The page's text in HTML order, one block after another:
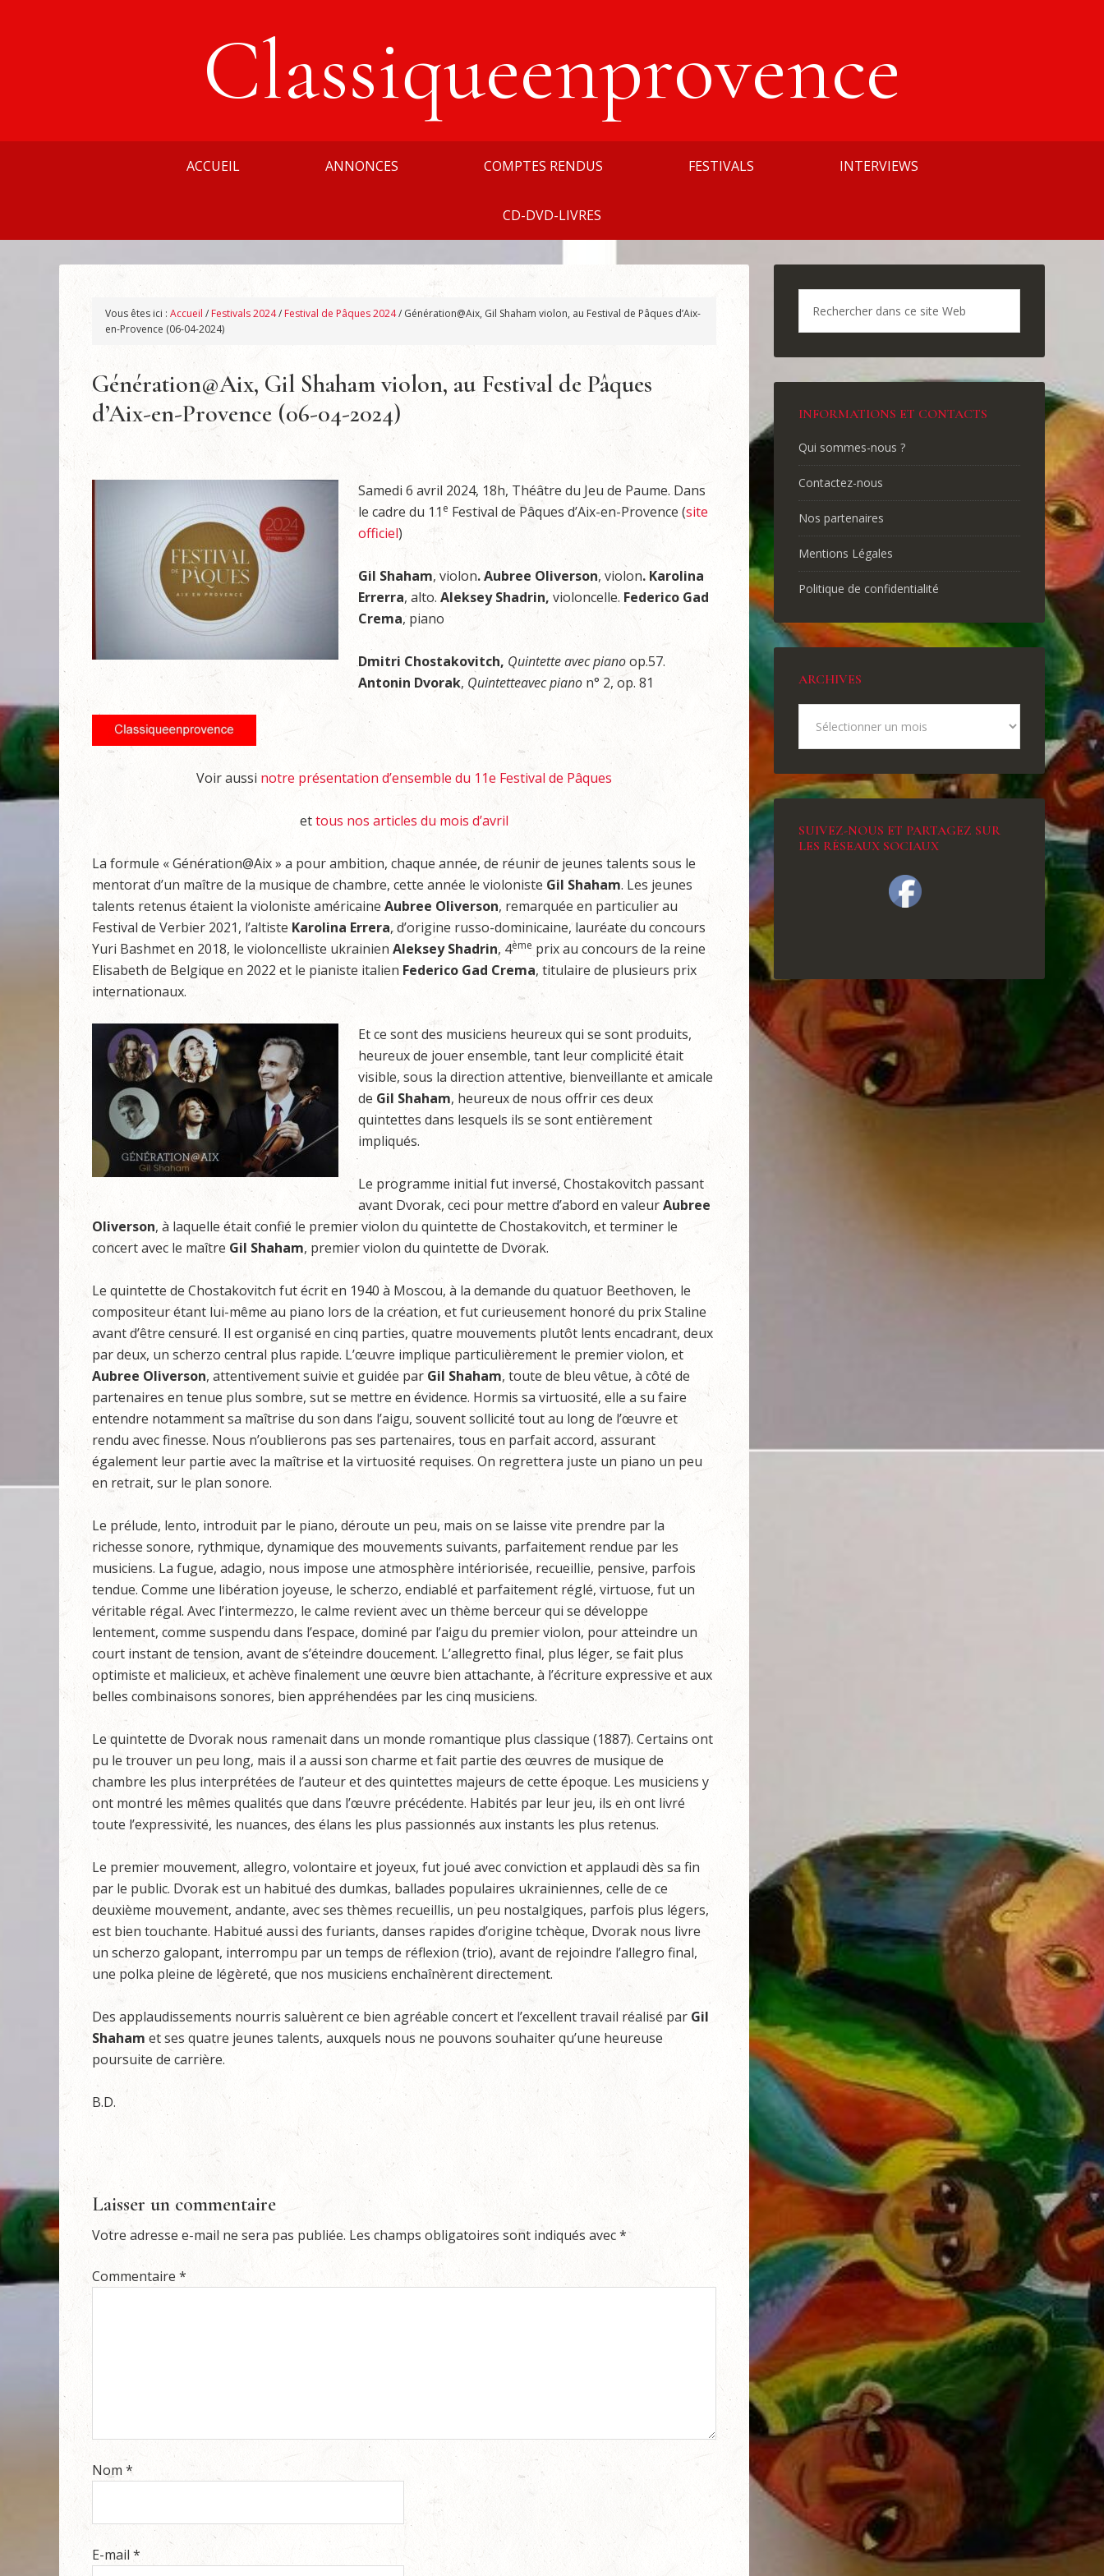
Classiqueenprovence
ACCUEIL ANNONCES COMPTES RENDUS FESTIVALS INTERVIEWS
CD-DVD-LIVRES
Vous êtes ici : Accueil / Festivals 2024/ Festival de Pâques 2024/ Génération@Aix, Gil Shaham violon, au Festival de Pâques d’Aix-
en-Provence (06-04-2024)
Génération@Aix, Gil Shaham violon, au Festival de Pâques
d’Aix-en-Provence (06-04-2024)
Samedi 6 avril 2024, 18h, Théâtre du Jeu de Paume. Dans
le cadre du 11 e Festival de Pâques d’Aix-en-Provence (site
officiel)
Gil Shaham, violon. Aubree Oliverson, violon. Karolina
Errerra, alto. Aleksey Shadrin, violoncelle. Federico Gad
Crema, piano
Dmitri Chostakovitch, Quintette avec pianoop.57.
Antonin Dvorak, Quintetteavec piano n° 2, op. 81
Voir aussi notre présentation d’ensemble du 11e Festival de Pâques
ettous nos articles du mois d’avril
La formule « Génération@Aix » a pour ambition, chaque année, de réunir de jeunes talents sous le
mentorat d’un maître de la musique de chambre, cette année le violoniste Gil Shaham. Les jeunes
talents retenus étaient la violoniste américaine Aubree Oliverson, remarquée en particulier au
Festival de Verbier 2021, l’altiste Karolina Errera, d’origine russo-dominicaine, lauréate du concours
Yuri Bashmet en 2018, le violoncelliste ukrainien Aleksey Shadrin, 4ème prix au concours de la reine
Elisabeth de Belgique en 2022 et le pianiste italien Federico Gad Crema, titulaire de plusieurs prix
internationaux.
Et ce sont des musiciens heureux qui se sont produits,
heureux de jouer ensemble, tant leur complicité était
visible, sous la direction attentive, bienveillante et amicale
de Gil Shaham, heureux de nous offrir ces deux
quintettes dans lesquels ils se sont entièrement
impliqués.
Le programme initial fut inversé, Chostakovitch passant
avant Dvorak, ceci pour mettre d’abord en valeurAubree
Oliverson, à laquelle était confié le premier violon du quintette de Chostakovitch, et terminer le
concert avec le maître Gil Shaham, premier violon du quintette de Dvorak.
Le quintette de Chostakovitch fut écrit en 1940 à Moscou, à la demande du quatuor Beethoven, le
compositeur étant lui-même au piano lors de la création, et fut curieusement honoré du prix Staline
avant d’être censuré. Il est organisé en cinq parties, quatre mouvements plutôt lents encadrant, deux
par deux, un scherzo central plus rapide. L’œuvre implique particulièrement le premier violon, et
Aubree Oliverson, attentivement suivie et guidée par Gil Shaham, toute de bleu vêtue, à côté de
partenaires en tenue plus sombre, sut se mettre en évidence. Hormis sa virtuosité, elle a su faire
entendre notamment sa maîtrise du son dans l’aigu, souvent sollicité tout au long de l’œuvre et
rendu avec finesse. Nous n’oublierons pas ses partenaires, tous en parfait accord, assurant
également leur partie avec la maîtrise et la virtuosité requises. On regrettera juste un piano un peu
en retrait, sur le plan sonore.
Le prélude, lento, introduit par le piano, déroute un peu, mais on se laisse vite prendre par la
richesse sonore, rythmique, dynamique des mouvements suivants, parfaitement rendue par les
musiciens. La fugue, adagio, nous impose une atmosphère intériorisée, recueillie, pensive, parfois
tendue. Comme une libération joyeuse, le scherzo, endiablé et parfaitement réglé, virtuose, fut un
véritable régal. Avec l’intermezzo, le calme revient avec un thème berceur qui se développe
lentement, comme suspendu dans l’espace, dominé par l’aigu du premier violon, pour atteindre un
court instant de tension, avant de s’éteindre doucement. L’allegretto final, plus léger, se fait plus
optimiste et malicieux, et achève finalement une œuvre bien attachante, à l’écriture expressive et aux
belles combinaisons sonores, bien appréhendées par les cinq musiciens.
Le quintette de Dvorak nous ramenait dans un monde romantique plus classique (1887). Certains ont
pu le trouver un peu long, mais il a aussi son charme et fait partie des œuvres de musique de
chambre les plus interprétées de l’auteur et des quintettes majeurs de cette époque. Les musiciens y
ont montré les mêmes qualités que dans l’œuvre précédente. Habités par leur jeu, ils en ont livré
toute l’expressivité, les nuances, des élans les plus passionnés aux instants les plus retenus.
Le premier mouvement, allegro, volontaire et joyeux, fut joué avec conviction et applaudi dès sa fin
par le public. Dvorak est un habitué des dumkas, ballades populaires ukrainiennes, celle de ce
deuxième mouvement, andante, avec ses thèmes recueillis, un peu nostalgiques, parfois plus légers,
est bien touchante. Habitué aussi des furiants, danses rapides d’origine tchèque, Dvorak nous livre
un scherzo galopant, interrompu par un temps de réflexion (trio), avant de rejoindre l’allegro final,
une polka pleine de légèreté, que nos musiciens enchaînèrent directement.
Des applaudissements nourris saluèrent ce bien agréable concert et l’excellent travail réalisé par Gil
Shaham et ses quatre jeunes talents, auxquels nous ne pouvons souhaiter qu’une heureuse
poursuite de carrière.
B.D.
Laisser un commentaire
Votre adresse e-mail ne sera pas publiée. Les champs obligatoires sont indiqués avec*
Commentaire *
Nom *
E-mail *
INFORMATIONS ET CONTACTS
Qui sommes-nous ?
Contactez-nous
Nos partenaires
Mentions Légales
Politique de confidentialité
ARCHIVES
SUIVEZ-NOUS ET PARTAGEZ SUR
LES RÉSEAUX SOCIAUX